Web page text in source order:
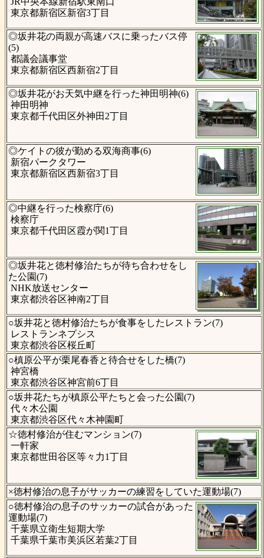
東京都新宿区新宿3丁目
◎坂井花の両親が高速バスに乗ったバス停
(5)
都議会議事堂
東京都新宿区西新宿2丁目
◎坂井花がお天気中継を行った神田明神(6)
神田明神
東京都千代田区外神田2丁目
◎ケイトの彼が勤める双海商事(6)
新宿パークタワー
東京都新宿区西新宿3丁目
◎中継を行った検察庁(6)
検察庁
東京都千代田区霞が関1丁目
◎坂井花と徳村修治たちが待ち合わせをし
た公園(7)
NHK放送センター
東京都渋谷区神南2丁目
○坂井花と徳村修治たちが食事をしたレストラン(7)
レストランネプシス
東京都渋谷区桜丘町
○槙原公平が栗尾春香と待合せをした橋(7)
神宮橋
東京都渋谷区神宮前6丁目
○坂井花たちが槙原公平たちと会った公園(7)
代々木公園
東京都渋谷区代々木神園町
☆徳村修治が住むマンション(7)
一軒家
東京都世田谷区等々力1丁目
×徳村修治の息子がサッカーの練習をしていた運動場(7)
○徳村修治の息子のサッカーの試合があった
運動場(7)
千葉県立衛生短期大学
千葉県千葉市美浜区若葉2丁目